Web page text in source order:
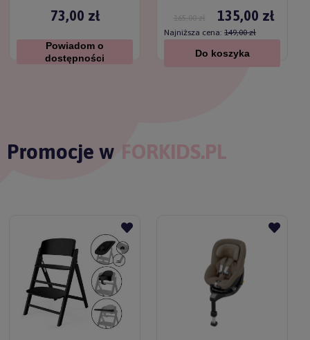
73,00 zł
Powiadom o
dostępności
135,00 zł
165,00 zł
Najniższa cena: 149,00 zł
Do koszyka
Promocje w FORKIDS.PL